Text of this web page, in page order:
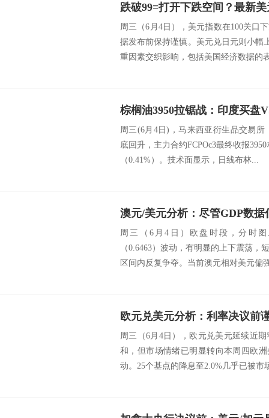
周三（6月4日），美元指数在100关口
据发布前保持谨慎。美元兑日元则小幅
重因素交织影响，包括美国经济数据的
周三(6月4日)，马来西亚衍生品交易
底回升，主力合约FCPOc3最终收报
（0.41%）。技术面显示，日线布林...
澳元/美元分析：尽管GDP数据
周三（6月4日）欧盘时段，分时
（0.6463）波动，有明显的上下震荡，
区间内反复争夺。当前澳元相对美元偏
周三（6月4日），欧元兑美元延续近
和，但市场情绪已明显转向本周四欧
动。25个基点的降息至2.0%几乎已被市